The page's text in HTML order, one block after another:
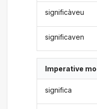
significàveu
significaven
Imperative
significa